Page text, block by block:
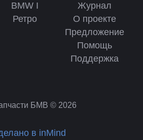
BMW I
Ретро
Журнал
О проекте
Предложение
Помощь
Поддержка
БМВ © 2026
в inMind